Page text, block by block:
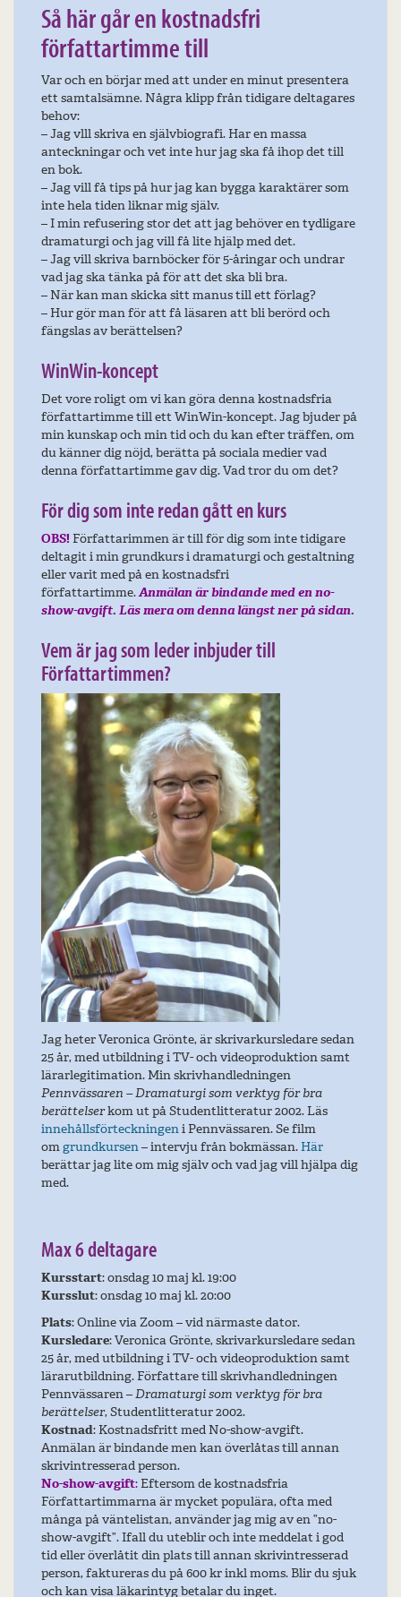
Så här går en kostnadsfri
författartimme till
Var och en börjar med att under en minut presentera
ett samtalsämne. Några klipp från tidigare deltagares
behov:
– Jag vlll skriva en självbiografi. Har en massa
anteckningar och vet inte hur jag ska få ihop det till
en bok.
– Jag vill få tips på hur jag kan bygga karaktärer som
inte hela tiden liknar mig själv.
– I min refusering stor det att jag behöver en tydligare
dramaturgi och jag vill få lite hjälp med det.
– Jag vill skriva barnböcker för 5-åringar och undrar
vad jag ska tänka på för att det ska bli bra.
– När kan man skicka sitt manus till ett förlag?
– Hur gör man för att få läsaren att bli berörd och
fängslas av berättelsen?
WinWin-koncept
Det vore roligt om vi kan göra denna kostnadsfria
författartimme till ett WinWin-koncept. Jag bjuder på
min kunskap och min tid och du kan efter träffen, om
du känner dig nöjd, berätta på sociala medier vad
denna författartimme gav dig. Vad tror du om det?
För dig som inte redan gått en kurs
OBS! Författarimmen är till för dig som inte tidigare
deltagit i min grundkurs i dramaturgi och gestaltning
eller varit med på en kostnadsfri
författartimme.Anmälan är bindande med en no-
show-avgift. Läs mera om denna längst ner på sidan.
Vem är jag som leder inbjuder till
Författartimmen?
Jag heter Veronica Grönte, är skrivarkursledare sedan
25 år, med utbildning i TV- och videoproduktion samt
lärarlegitimation. Min skrivhandledningen
Pennvässaren – Dramaturgi som verktyg för bra
berättelserkom ut på Studentlitteratur 2002. Läs
innehållsförteckningeni Pennvässaren. Se film
omgrundkursen– intervju från bokmässan.Här
berättar jag lite om mig själv och vad jag vill hjälpa dig
med.
Max 6 deltagare
Kursstart: onsdag 10 maj kl. 19:00
Kursslut: onsdag 10 maj kl. 20:00
Plats: Online via Zoom – vid närmaste dator.
Kursledare: Veronica Grönte, skrivarkursledare sedan
25 år, med utbildning i TV- och videoproduktion samt
lärarutbildning. Författare till skrivhandledningen
Pennvässaren –Dramaturgi som verktyg för bra
berättelser, Studentlitteratur 2002.
Kostnad: Kostnadsfritt med No-show-avgift.
Anmälan är bindande men kan överlåtas till annan
skrivintresserad person.
No-show-avgift:Eftersom de kostnadsfria
Författartimmarna är mycket populära, ofta med
många på väntelistan, använder jag mig av en ”no-
show-avgift”. Ifall du uteblir och inte meddelat i god
tid eller överlåtit din plats till annan skrivintresserad
person, faktureras du på 600 kr inkl moms. Blir du sjuk
och kan visa läkarintyg betalar du inget.